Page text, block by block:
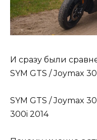
И сразу были
SYM GTS / Joymax
SYM GTS / Joymax
300i 2014